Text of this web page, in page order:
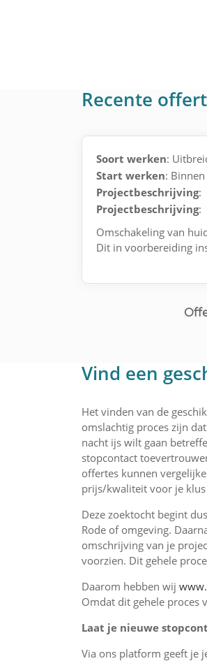
Recente
Soort werken:
Start werken:
Projectbeschrijving:
Projectbeschrijving:
Omschakeling van
Dit in voorbereiding
Vind een
Het vinden van de
omslachtig proces zijn
nacht ijs wilt gaan
stopcontact
offertes kunnen
prijs/kwaliteit voor je klus
Deze zoektocht begint
Rode of omgeving.
omschrijving van je
voorzien. Dit gehele
Daarom hebben wij
Omdat dit gehele proces
Laat je nieuwe
Via ons platform geeft je